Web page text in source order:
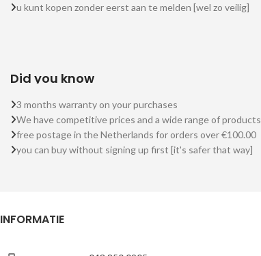
u kunt kopen zonder eerst aan te melden [wel zo veilig]
Did you know
3 months warranty on your purchases
We have competitive prices and a wide range of products
free postage in the Netherlands for orders over €100.00
you can buy without signing up first [it's safer that way]
INFORMATIE